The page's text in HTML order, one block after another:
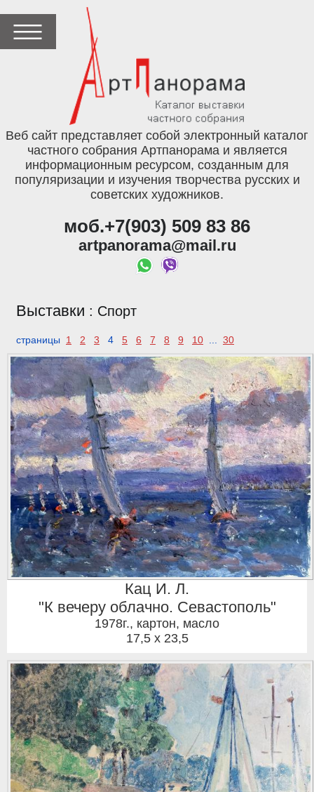
Веб сайт представляет собой электронный каталог
частного собрания Артпанорама и является
информационным ресурсом, созданным для
популяризации и изучения творчества русских и
советских художников.
моб.+7(903) 509 83 86
artpanorama@mail.ru
Выставки : Спорт
страницы 1 2 3 4 5 6 7 8 9 10 ... 30
Кац И. Л.
"К вечеру облачно. Севастополь"
1978г., картон, масло
17,5 x 23,5